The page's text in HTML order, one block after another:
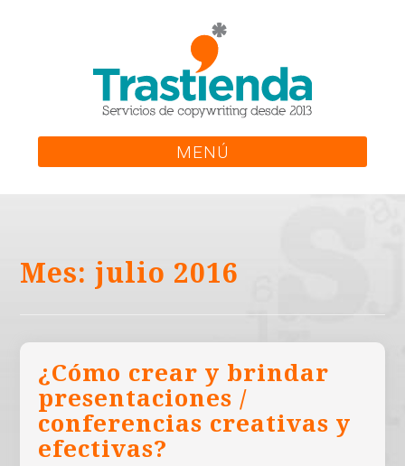
MENÚ
Mes: julio 2016
¿Cómo crear y brindar
presentaciones /
conferencias creativas y
efectivas?